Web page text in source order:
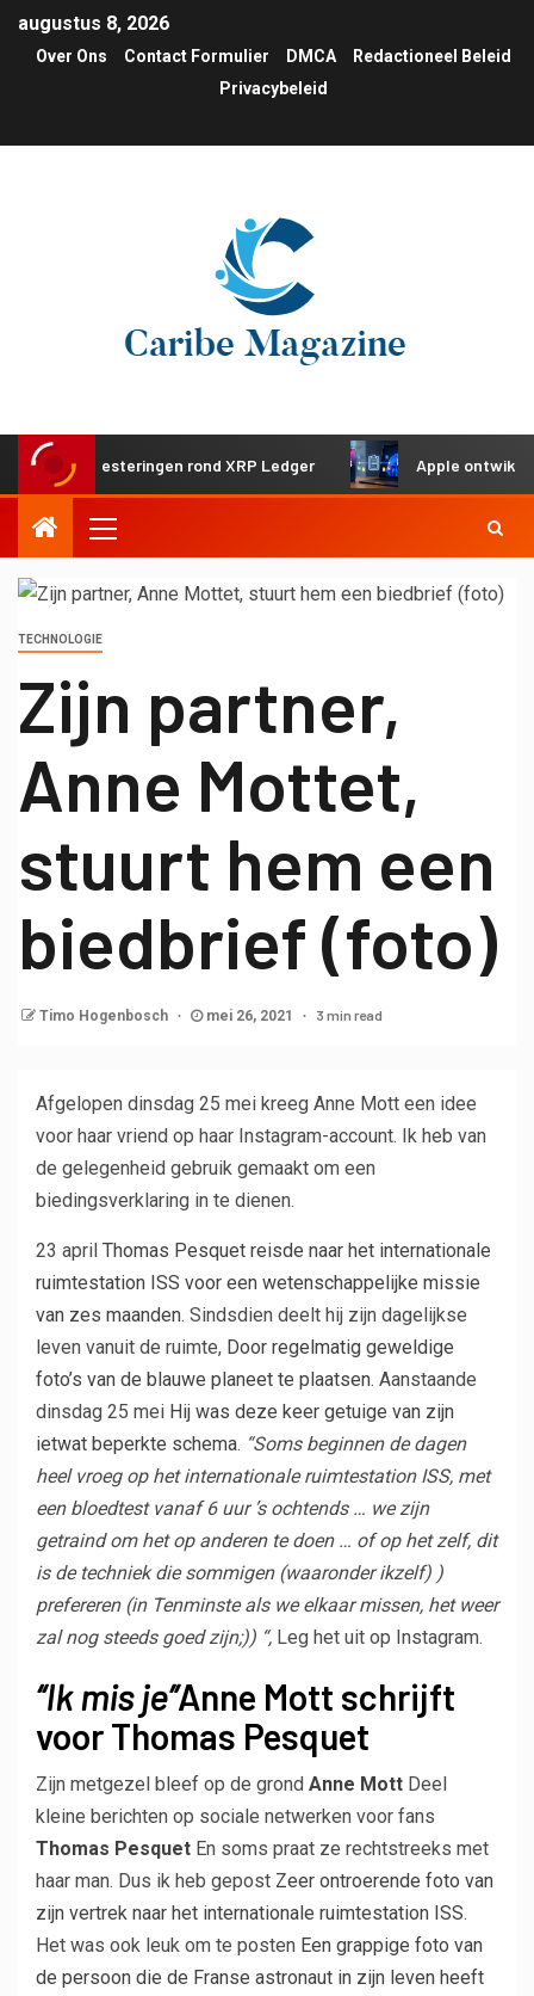
augustus 8, 2026
Over Ons Contact Formulier DMCA
Redactioneel Beleid
Privacybeleid
investeringen rond XRP Ledger Apple ontwikkelt
TECHNOLOGIE
Zijn partner,
Anne Mottet,
stuurt hem een ​​
biedbrief (foto)
Timo Hogenbosch mei 26, 2021 3 min read
Afgelopen dinsdag 25 mei kreeg Anne Mott een idee
voor haar vriend op haar Instagram-account. Ik heb van
de gelegenheid gebruik gemaakt om een ​​
biedingsverklaring in te dienen.
23 april Thomas Pesquet reisde naar het internationale
ruimtestation ISS voor een wetenschappelijke missie
van zes maanden. Sindsdien deelt hij zijn dagelijkse
leven vanuit de ruimte, Door regelmatig geweldige
foto’s van de blauwe planeet te plaatsen. Aanstaande
dinsdag 25 mei Hij was deze keer getuige van zijn
ietwat beperkte schema. “Soms beginnen de dagen
heel vroeg op het internationale ruimtestation ISS, met
een bloedtest vanaf 6 uur ’s ochtends … we zijn
getraind om het op anderen te doen … of op het zelf, dit
is de techniek die sommigen (waaronder ikzelf) )
prefereren (in Tenminste als we elkaar missen, het weer
zal nog steeds goed zijn;)) “, Leg het uit op Instagram.
“Ik mis je”Anne Mott schrijft
voor Thomas Pesquet
Zijn metgezel bleef op de grond Anne Mott Deel
kleine berichten op sociale netwerken voor fans
Thomas Pesquet En soms praat ze rechtstreeks met
haar man. Dus ik heb gepost Zeer ontroerende foto van
zijn vertrek naar het internationale ruimtestation ISS.
Het was ook leuk om te posten Een grappige foto van
de persoon die de Franse astronaut in zijn leven heeft